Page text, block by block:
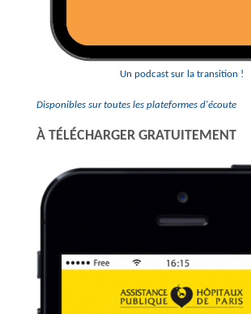
Un podcast sur la transition !
Disponibles sur toutes les plateformes d'écoute
À TÉLÉCHARGER GRATUITEMENT